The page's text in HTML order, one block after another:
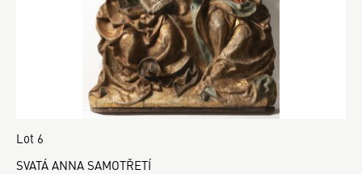
Lot 6
SVATÁ ANNA SAMOTŘETÍ